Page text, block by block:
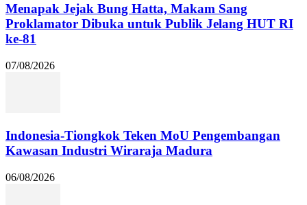
Menapak Jejak Bung Hatta, Makam Sang
Proklamator Dibuka untuk Publik Jelang HUT RI
ke-81
07/08/2026
Indonesia-Tiongkok Teken MoU Pengembangan
Kawasan Industri Wiraraja Madura
06/08/2026